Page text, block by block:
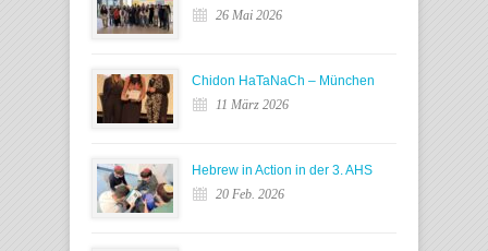
26 Mai 2026
Chidon HaTaNaCh – München
11 März 2026
Hebrew in Action in der 3. AHS
20 Feb. 2026